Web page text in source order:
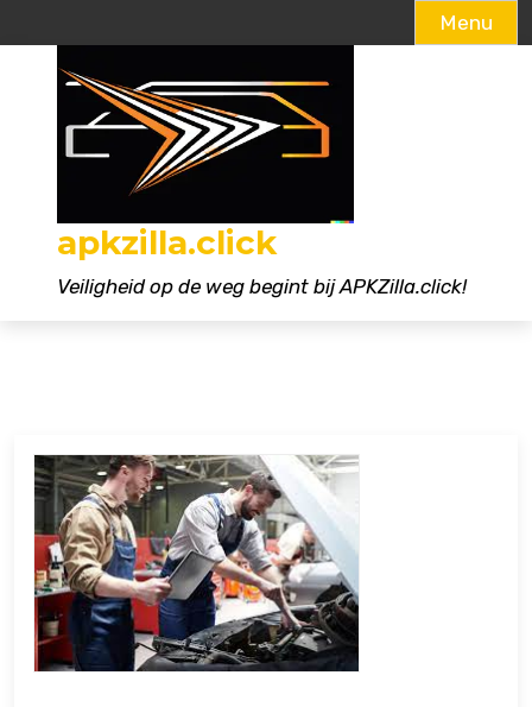
Menu
apkzilla.click
Veiligheid op de weg begint bij APKZilla.click!